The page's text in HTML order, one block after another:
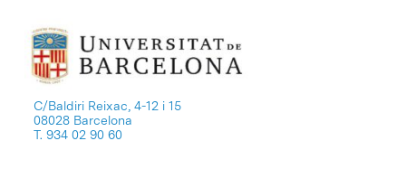
C/Baldiri Reixac, 4-12 i 15
08028 Barcelona
T. 934 02 90 60